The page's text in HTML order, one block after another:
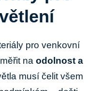
pro venkovní
na‍ odolnost a​
‌musí čelit všem